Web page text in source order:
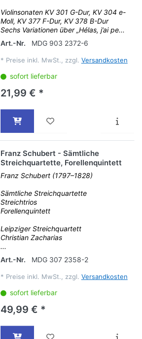
Violinsonaten KV 301 G-Dur, KV 304 e-
Moll, KV 377 F-Dur, KV 378 B-Dur
Sechs Variationen über „Hélas, j’ai pe...
Art.-Nr.
MDG 903 2372-6
* Preise inkl. MwSt., zzgl. Versandkosten
sofort lieferbar
21,99 € *
Franz Schubert - Sämtliche
Streichquartette, Forellenquintett
Franz Schubert (1797–1828)
Sämtliche Streichquartette
Streichtrios
Forellenquintett
Leipziger Streichquartett
Christian Zacharias
...
Art.-Nr.
MDG 307 2358-2
* Preise inkl. MwSt., zzgl. Versandkosten
sofort lieferbar
49,99 € *